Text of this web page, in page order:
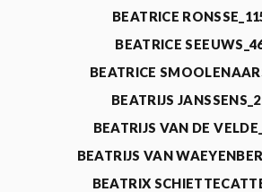
BEATRICE
BEATRICE
BEATRICE
BEATRIJS
BEATRIJS VAN DE
BEATRIJS VAN
BEATRIX